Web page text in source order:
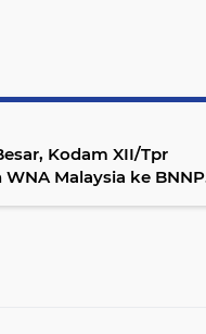
Kodam XII/Tpr
Malaysia ke BNNP